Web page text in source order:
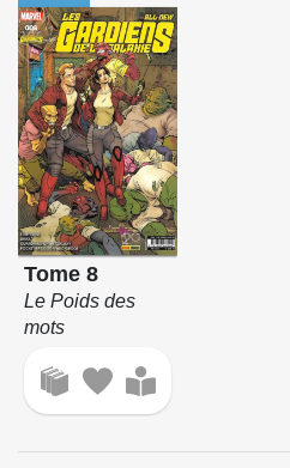
Tome 8
Le Poids des
mots